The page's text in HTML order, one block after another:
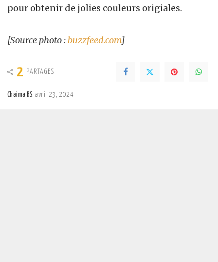
pour obtenir de jolies couleurs origiales.
[Source photo :buzzfeed.com]
2 PARTAGES
Chaima BS avril 23, 2024